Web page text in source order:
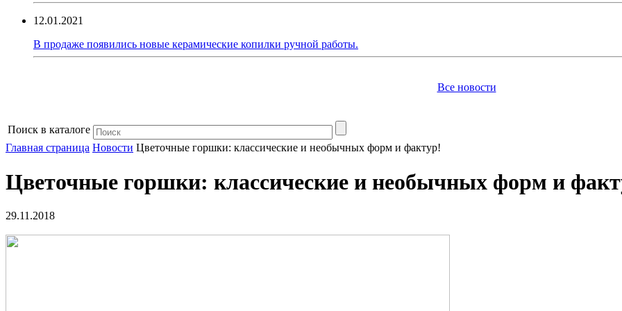
12.01.2021
В продаже появились новые керамические копилки ручной работы.
Все новости
Поиск в каталоге
Главная страница Новости Цветочные горшки: классические и необычных форм и фактур!
Цветочные горшки: классические и необычных форм и
29.11.2018